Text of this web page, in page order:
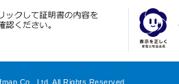
Co., Ltd. All Rights Reserved.